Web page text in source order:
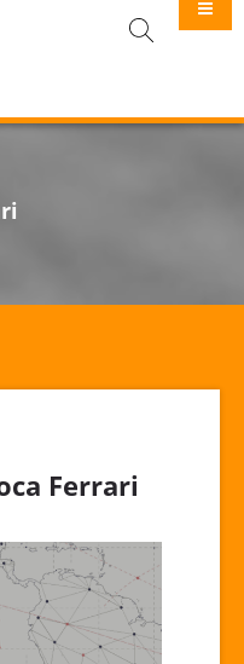
Ferrari